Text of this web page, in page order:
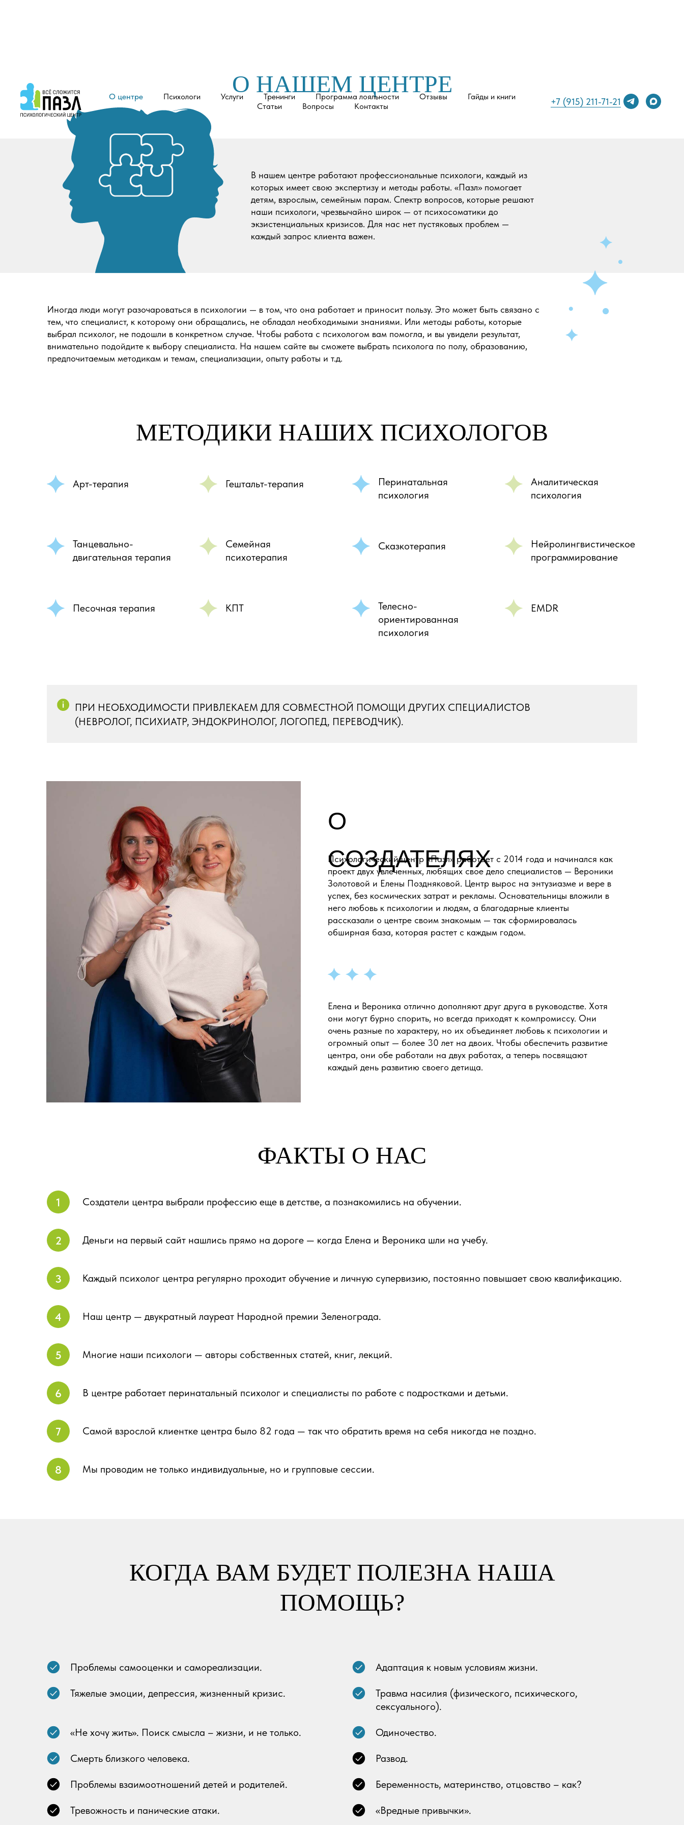
О центре Психологи Услуги Тренинги Программа лояльности Отзывы
Гайды и книги
Статьи
Вопросы Контакты +7 (915) 211-71-21
О НАШЕМ ЦЕНТРЕ
В нашем центре работают профессиональные психологи, каждый из
которых имеет свою экспертизу и методы работы. «Пазл» помогает
детям, взрослым, семейным парам. Спектр вопросов, которые решают
наши психологи, чрезвычайно широк — от психосоматики до
экзистенциальных кризисов. Для нас нет пустяковых проблем —
каждый запрос клиента важен.
Иногда люди могут разочароваться в психологии — в том, что она работает и приносит пользу. Это может быть связано с
тем, что специалист, к которому они обращались, не обладал необходимыми знаниями. Или методы работы, которые
выбрал психолог, не подошли в конкретном случае. Чтобы работа с психологом вам помогла, и вы увидели результат,
внимательно подойдите к выбору специалиста. На нашем сайте вы сможете выбрать психолога по полу, образованию,
предпочитаемым методикам и темам, специализации, опыту работы и т.д.
МЕТОДИКИ НАШИХ ПСИХОЛОГОВ
Арт-терапия Гештальт-терапия
Перинатальная
психология
Аналитическая
психология
Танцевально-
двигательная терапия
Семейная
психотерапия
Сказкотерапия
Нейролингвистическое
программирование
Песочная терапия КПТ
Телесно-
ориентированная
психология
EMDR
ПРИ НЕОБХОДИМОСТИ ПРИВЛЕКАЕМ ДЛЯ СОВМЕСТНОЙ ПОМОЩИ ДРУГИХ СПЕЦИАЛИСТОВ
(НЕВРОЛОГ, ПСИХИАТР, ЭНДОКРИНОЛОГ, ЛОГОПЕД, ПЕРЕВОДЧИК).
Психологический центр «Пазл» работает с 2014 года и начинался как
проект двух увлеченных, любящих свое дело специалистов — Вероники
Золотовой и Елены Поздняковой. Центр вырос на энтузиазме и вере в
успех, без космических затрат и рекламы. Основательницы вложили в
него любовь к психологии и людям, а благодарные клиенты
рассказали о центре своим знакомым — так сформировалась
обширная база, которая растет с каждым годом.
Елена и Вероника отлично дополняют друг друга в руководстве. Хотя
они могут бурно спорить, но всегда приходят к компромиссу. Они
очень разные по характеру, но их объединяет любовь к психологии и
огромный опыт — более 30 лет на двоих. Чтобы обеспечить развитие
центра, они обе работали на двух работах, а теперь посвящают
каждый день развитию своего детища.
О
СОЗДАТЕЛЯХ
ФАКТЫ О НАС
Создатели центра выбрали профессию еще в детстве, а познакомились на обучении.
Деньги на первый сайт нашлись прямо на дороге — когда Елена и Вероника шли на учебу.
Каждый психолог центра регулярно проходит обучение и личную супервизию, постоянно повышает свою квалификацию.
Наш центр — двукратный лауреат Народной премии Зеленограда.
Многие наши психологи — авторы собственных статей, книг, лекций.
В центре работает перинатальный психолог и специалисты по работе с подростками и детьми.
Самой взрослой клиентке центра было 82 года — так что обратить время на себя никогда не поздно.
Мы проводим не только индивидуальные, но и групповые сессии.
КОГДА ВАМ БУДЕТ ПОЛЕЗНА НАША
ПОМОЩЬ?
Проблемы самооценки и самореализации. Адаптация к новым условиям жизни.
Тяжелые эмоции, депрессия, жизненный кризис.
Травма насилия (физического, психического,
сексуального).
«Не хочу жить». Поиск смысла – жизни, и не только. Одиночество.
Смерть близкого человека. Развод.
Проблемы взаимоотношений детей и родителей. Беременность, материнство, отцовство – как?
Тревожность и панические атаки. «Вредные привычки».